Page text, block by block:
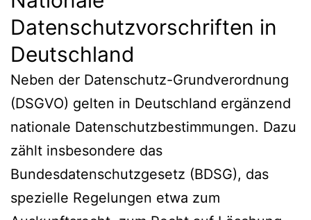
Datenschutzvorschriften in
Deutschland
Neben der Datenschutz-Grundverordnung
(DSGVO) gelten in Deutschland ergänzend
nationale Datenschutzbestimmungen. Dazu
zählt insbesondere das
Bundesdatenschutzgesetz (BDSG), das
spezielle Regelungen etwa zum